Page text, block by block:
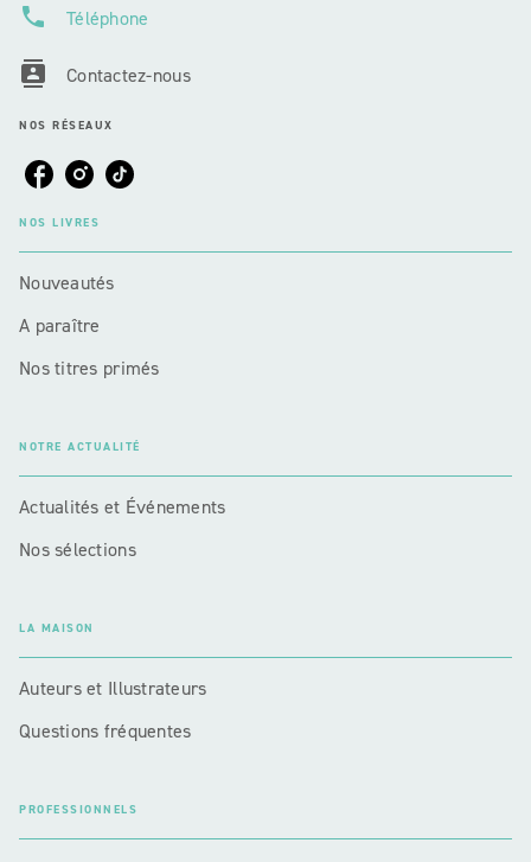
phone Téléphone
contacts Contactez-nous
NOS RÉSEAUX
NOS LIVRES
Nouveautés
A paraître
Nos titres primés
NOTRE ACTUALITÉ
Actualités et Événements
Nos sélections
LA MAISON
Auteurs et Illustrateurs
Questions fréquentes
PROFESSIONNELS